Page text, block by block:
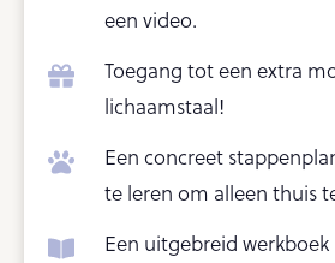
een video.
Toegang tot een extra
lichaamstaal!
Een concreet
te leren om alleen thuis
Een uitgebreid